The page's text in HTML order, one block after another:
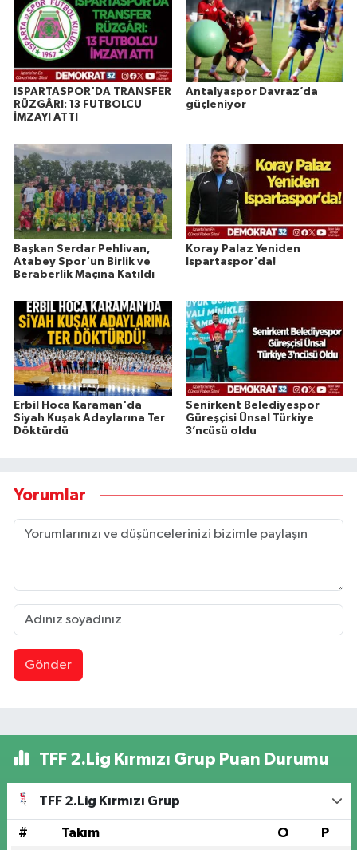
ISPARTASPOR'DA TRANSFER
RÜZGÂRI: 13 FUTBOLCU
İMZAYI ATTI
Antalyaspor Davraz’da
güçleniyor
Başkan Serdar Pehlivan,
Atabey Spor'un Birlik ve
Beraberlik Maçına Katıldı
Koray Palaz Yeniden
Ispartaspor'da!
Erbil Hoca Karaman'da
Siyah Kuşak Adaylarına Ter
Döktürdü
Senirkent Belediyespor
Güreşçisi Ünsal Türkiye
3’ncüsü oldu
Yorumlar
Gönder
TFF 2.Lig Kırmızı Grup Puan Durumu
TFF 2.Lig Kırmızı Grup
# Takım O P